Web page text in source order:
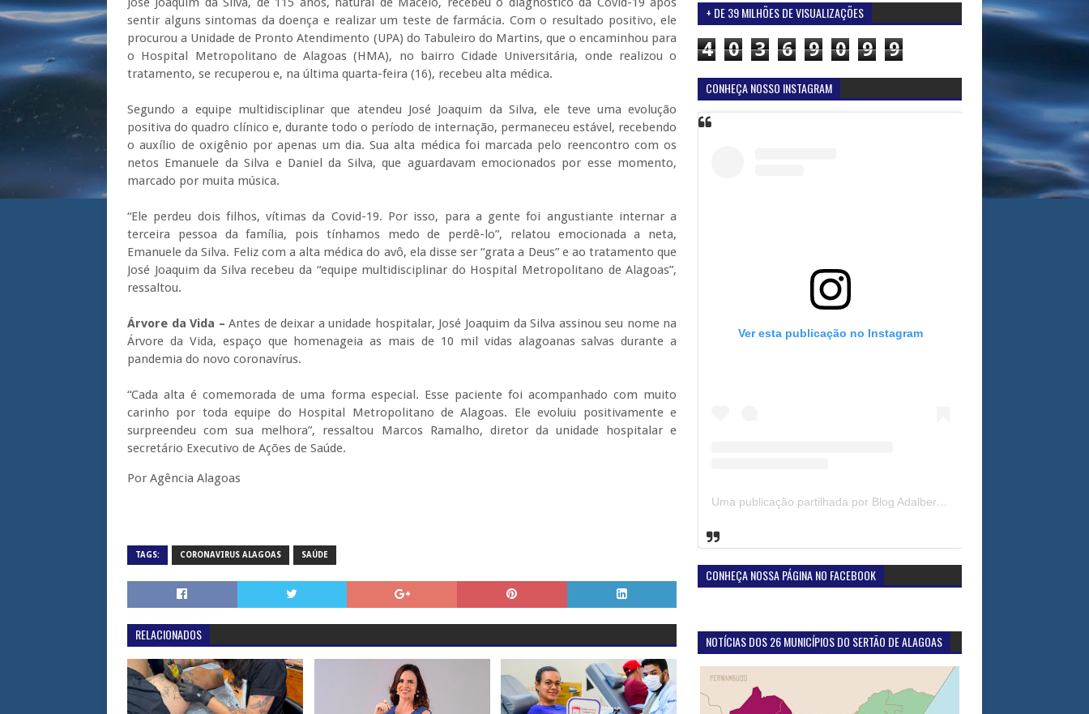
sentir alguns sintomas da doença e realizar um teste de farmácia. Com o resultado positivo, ele
procurou a Unidade de Pronto Atendimento (UPA) do Tabuleiro do Martins, que o encaminhou para
o Hospital Metropolitano de Alagoas (HMA), no bairro Cidade Universitária, onde realizou o
tratamento, se recuperou e, na última quarta-feira (16), recebeu alta médica.
Segundo a equipe multidisciplinar que atendeu José Joaquim da Silva, ele teve uma evolução
positiva do quadro clínico e, durante todo o período de internação, permaneceu estável, recebendo
o auxílio de oxigênio por apenas um dia. Sua alta médica foi marcada pelo reencontro com os
netos Emanuele da Silva e Daniel da Silva, que aguardavam emocionados por esse momento,
marcado por muita música.
“Ele perdeu dois filhos, vítimas da Covid-19. Por isso, para a gente foi angustiante internar a
terceira pessoa da família, pois tínhamos medo de perdê-lo”, relatou emocionada a neta,
Emanuele da Silva. Feliz com a alta médica do avô, ela disse ser “grata a Deus” e ao tratamento que
José Joaquim da Silva recebeu da “equipe multidisciplinar do Hospital Metropolitano de Alagoas”,
ressaltou.
Árvore da Vida –Antes de deixar a unidade hospitalar, José Joaquim da Silva assinou seu nome na
Árvore da Vida, espaço que homenageia as mais de 10 mil vidas alagoanas salvas durante a
pandemia do novo coronavírus.
“Cada alta é comemorada de uma forma especial. Esse paciente foi acompanhado com muito
carinho por toda equipe do Hospital Metropolitano de Alagoas. Ele evoluiu positivamente e
surpreendeu com sua melhora”, ressaltou Marcos Ramalho, diretor da unidade hospitalar e
secretário Executivo de Ações de Saúde.
Por Agência Alagoas
TAGS: CORONAVIRUS ALAGOAS SAÚDE
RELACIONADOS
+ DE 39 MILHÕES DE VISUALIZAÇÕES
4 0 3 6 9 0 9 9
CONHEÇA NOSSO INSTAGRAM
Ver esta publicação no Instagram
Uma publicação partilhada por Blog Adalberto Gomes Noticias (@blogadalbertogomesnoticiass)
CONHEÇA NOSSA PÁGINA NO FACEBOOK
NOTÍCIAS DOS 26 MUNICÍPIOS DO SERTÃO DE ALAGOAS